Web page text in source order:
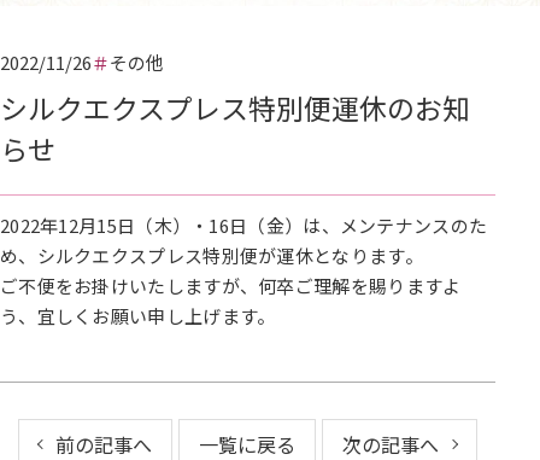
2022/11/26 その他
シルクエクスプレス特別便運休のお知
らせ
2022年12月15日（木）・16日（金）は、メンテナンスのた
め、シルクエクスプレス特別便が運休となります。
ご不便をお掛けいたしますが、何卒ご理解を賜りますよ
う、宜しくお願い申し上げます。
前の記事へ 一覧に戻る 次の記事へ